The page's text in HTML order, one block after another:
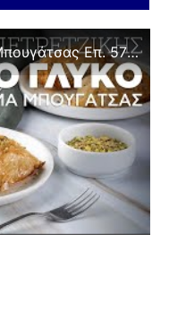
on
Σιροπιαστό Γλυκό με Κρέμα Μπουγάτσας Επ. 57 | Kitchen Lab TV | Άκης Πετρετζίκης